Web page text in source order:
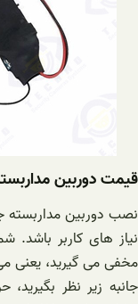
قیمت دوربین
نصب دوربین مداربسته
نیاز های کاربر باشد.
مخفی می گیرید، یعنی
جانبه زیر نظر بگیرید،